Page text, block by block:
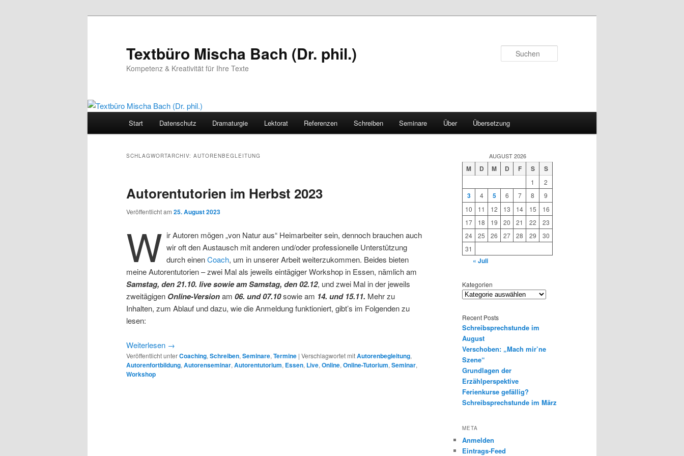
Textbüro Mischa Bach (Dr. phil.)
Kompetenz & Kreativität für Ihre Texte
Start Datenschutz Dramaturgie Lektorat Referenzen Schreiben Seminare Über Übersetzung
SCHLAGWORTARCHIV: AUTORENBEGLEITUNG
Autorentutorien im Herbst 2023
Veröffentlicht am 25. August 2023
W ir Autoren mögen „von Natur aus“ Heimarbeiter sein, dennoch brauchen auch
wir oft den Austausch mit anderen und/oder professionelle Unterstützung
durch einenCoach, um in unserer Arbeit weiterzukommen. Beides bieten
meine Autorentutorien – zwei Mal als jeweils eintägiger Workshop in Essen, nämlich am
Samstag, den21.10. live sowie am Samstag, den 02.12, und zwei Mal in der jeweils
zweitägigen Online-Versionam 06. und 07.10sowie am 14. und 15.11. Mehr zu
Inhalten, zum Ablauf und dazu, wie die Anmeldung funktioniert, gibt’s im Folgenden zu
lesen:
Weiterlesen →
Veröffentlicht unterCoaching, Schreiben, Seminare, Termine | Verschlagwortet mitAutorenbegleitung,
Autorenfortbildung, Autorenseminar, Autorentutorium, Essen, Live, Online, Online-Tutorium, Seminar,
Workshop
AUGUST 2026
M D M D F S S
1 2
3 4 5 6 7 8
9
10
11 12 13 14 15
16
17
18 19 20 21 22
23
24
25 26 27 28 29
30
31
« Juli
Kategorien
Recent Posts
Schreibsprechstunde im
August
Verschoben: „Mach mir’ne
Szene“
Grundlagen der
Erzählperspektive
Ferienkurse gefällig?
Schreibsprechstunde im März
META
Anmelden
Eintrags-Feed